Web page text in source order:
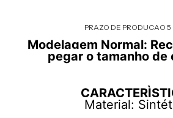
PRAZO DE PRODUCAO 5
Modelagem Normal:
pegar o tamanho de
Material: